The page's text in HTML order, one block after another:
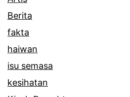
Berita
fakta
haiwan
isu semasa
kesihatan